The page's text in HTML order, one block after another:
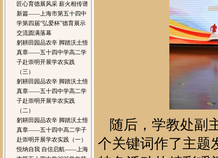
匠心育德展风采 薪火相传谱
新篇——上海市第五十四中
学第四届“弘爱杯”德育展示
交流圆满落幕
躬耕田园品农辛 脚踏沃土悟
真章——五十四中学高二学
子赴崇明开展学农实践
（三）
躬耕田园品农辛 脚踏沃土悟
真章——五十四中学高二学
子赴崇明开展学农实践
（二）
躬耕田园品农辛 脚踏沃土悟
真章——五十四中高二学子
赴崇明开展学农实践（一）
悦纳自我 自信启航——上海
随后，学教处副
个关键词作了主题